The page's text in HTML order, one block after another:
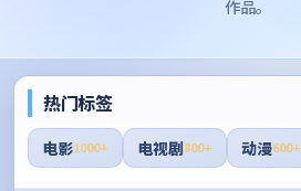
作品。
热门标签
电影1000+ 电视剧800+ 动漫600+